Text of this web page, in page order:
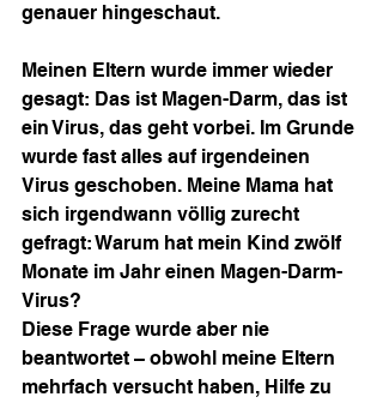
genauer hingeschaut.
Meinen Eltern wurde immer wieder
gesagt: Das ist Magen-Darm, das ist
ein Virus, das geht vorbei. Im Grunde
wurde fast alles auf irgendeinen
Virus geschoben. Meine Mama hat
sich irgendwann völlig zurecht
gefragt: Warum hat mein Kind zwölf
Monate im Jahr einen Magen-Darm-
Virus?
Diese Frage wurde aber nie
beantwortet – obwohl meine Eltern
mehrfach versucht haben, Hilfe zu